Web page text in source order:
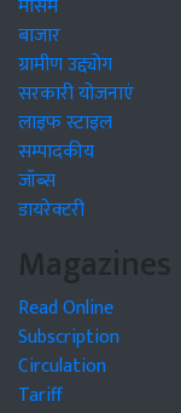
बाजार
ग्रामीण उद्द्योग
सरकारी योजनाएं
लाइफ स्टाइल
सम्पादकीय
जॉब्स
डायरेक्टरी
Magazines
Read Online
Subscription
Circulation
Tariff